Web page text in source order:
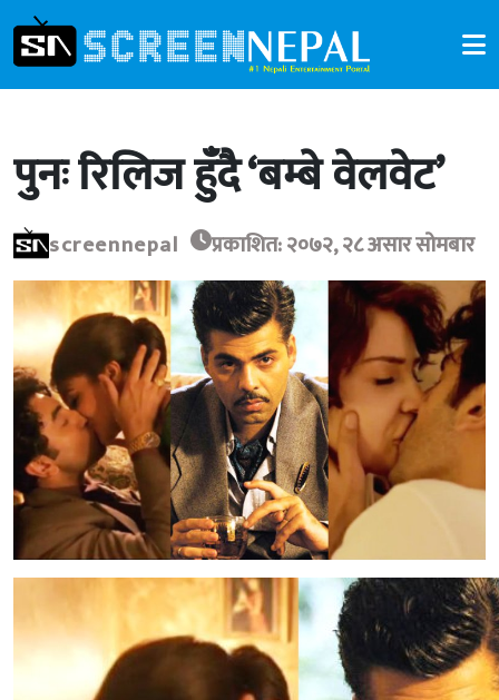
पुनः रिलिज हुँदै ‘बम्बे वेलवेट’
screennepal प्रकाशित: २०७२, २८ असार सोमबार